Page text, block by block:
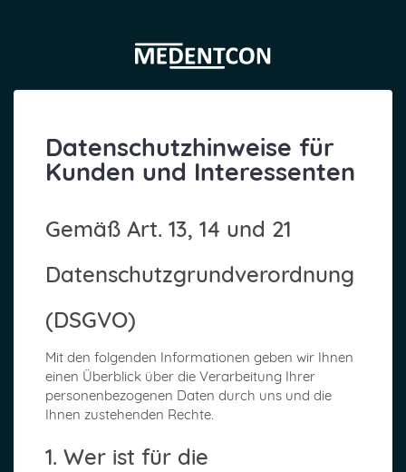
Datenschutzhinweise für
Kunden und Interessenten
Gemäß Art. 13, 14 und 21
Datenschutzgrundverordnung
(DSGVO)
Mit den folgenden Informationen geben wir Ihnen
einen Überblick über die Verarbeitung Ihrer
personenbezogenen Daten durch uns und die
Ihnen zustehenden Rechte.
1. Wer ist für die